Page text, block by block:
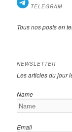
TELEGRAM
Tous nos posts en
NEWSLETTER
Les articles du jour
Name
Email